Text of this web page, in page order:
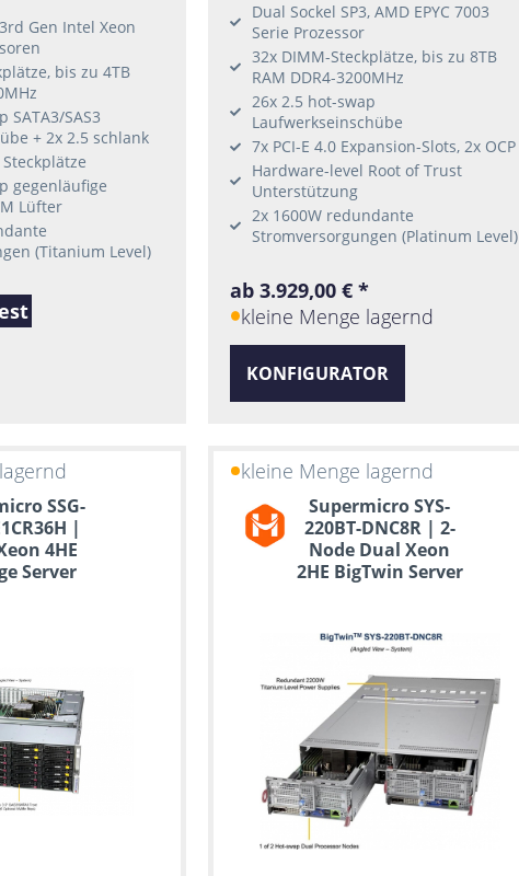
Gen Intel Xeon
bis zu 4TB
SATA3/SAS3
+ 2x 2.5 schlank
Steckplätze
gegenläufige
Lüfter
(Titanium Level)
Dual Sockel SP3, AMD EPYC 7003
Serie Prozessor
32x DIMM-Steckplätze, bis zu 8TB
RAM DDR4-3200MHz
26x 2.5 hot-swap
Laufwerkseinschübe
7x PCI-E 4.0 Expansion-Slots, 2x OCP
Hardware-level Root of Trust
Unterstützung
2x 1600W redundante
Stromversorgungen (Platinum Level)
ab 3.929,00 € *
kleine Menge lagernd
KONFIGURATOR
SSG-
|
4HE
Server
kleine Menge lagernd
Supermicro SYS-
220BT-DNC8R | 2-
Node Dual Xeon
2HE BigTwin Server